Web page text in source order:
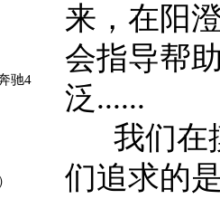
驰4
来，在阳
会指导帮
泛......
我们在
们追求的